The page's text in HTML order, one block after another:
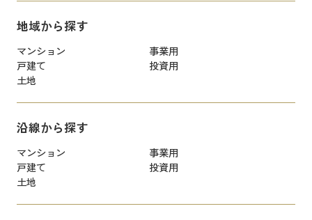
地域から探す
マンション
事業用
戸建て
投資用
土地
沿線から探す
マンション
事業用
戸建て
投資用
土地